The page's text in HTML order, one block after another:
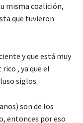
misma coalición,
que tuvieron
y que está muy
, ya que el
siglos.
son de los
entonces por eso